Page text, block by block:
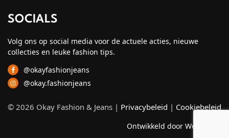
SOCIALS
Volg ons op social media voor de actuele acties, nieuwe
collecties en leuke fashion tips.
@okayfashionjeans
@okay.fashionjeans
© 2026 Okay Fashion & Jeans | Privacybeleid | Cookiebeleid
Ontwikkeld door Webzuiver